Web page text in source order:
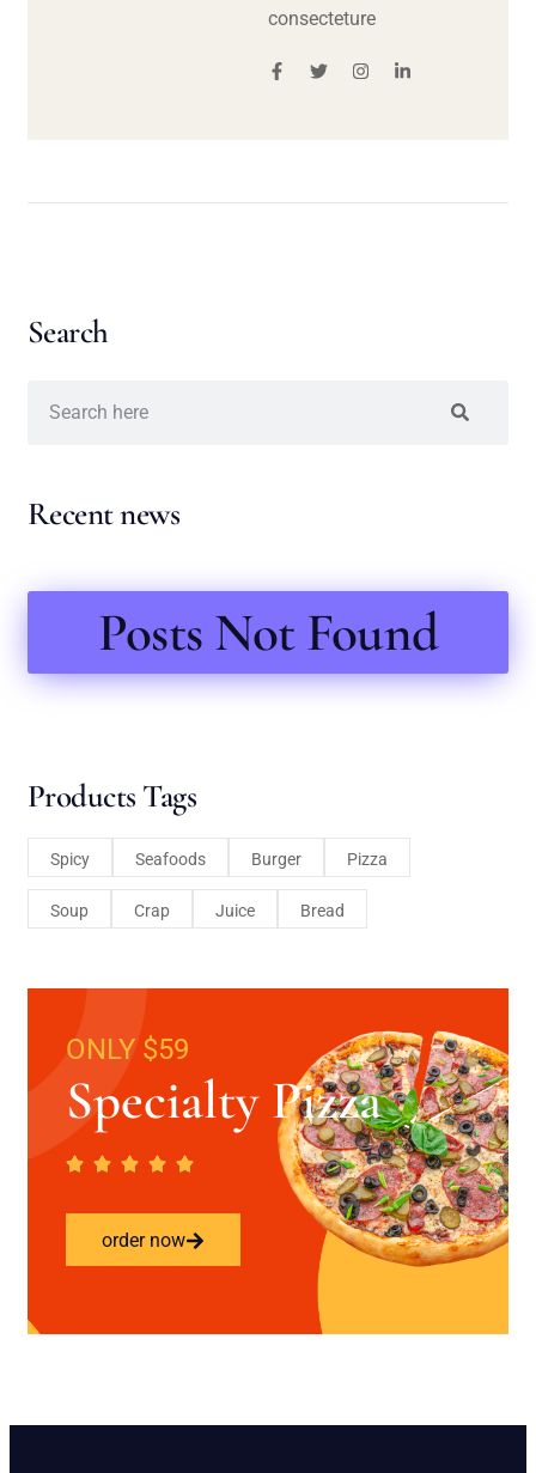
consecteture
Search
Recent news
Posts Not Found
Products Tags
Spicy Seafoods Burger Pizza
Soup Crap Juice Bread
ONLY $59
Specialty Pizza
order now